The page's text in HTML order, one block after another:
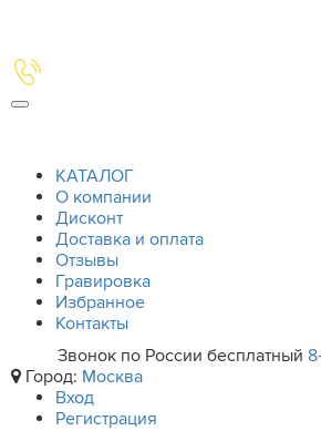
КАТАЛОГ
О компании
Дисконт
Доставка и оплата
Отзывы
Гравировка
Избранное
Контакты
Звонок по России бесплатный
Город: Москва
Вход
Регистрация